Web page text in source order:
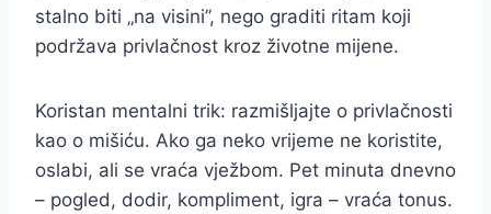
stalno biti „na visini”, nego graditi ritam koji
podržava privlačnost kroz životne mijene.
Koristan mentalni trik: razmišljajte o privlačnosti
kao o mišiću. Ako ga neko vrijeme ne koristite,
oslabi, ali se vraća vježbom. Pet minuta dnevno
– pogled, dodir, kompliment, igra – vraća tonus.